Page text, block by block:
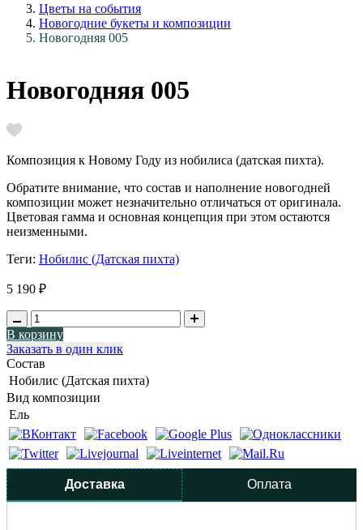
Цветы на события
Новогодние букеты и композиции
Новогодняя 005
Новогодняя 005
Композиция к Новому Году из нобилиса (датская пихта).
Обратите внимание, что состав и наполнение новогодней
композиции может незначительно отличаться от оригинала.
Цветовая гамма и основная концепция при этом остаются
неизменными.
Теги: Нобилис (Датская пихта)
5 190 ₽
В корзину
Заказать в один клик
Состав
Нобилис (Датская пихта)
Вид композиции
Ель
Доставка Оплата